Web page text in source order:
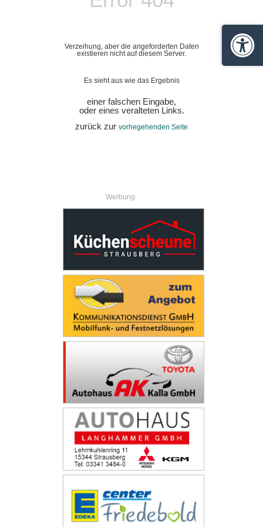
Verzeihung, aber die angeforderten Daten
existieren nicht auf diesem Server.
Es sieht aus wie das Ergebnis
einer falschen Eingabe,
oder eines veralteten Links.
zurück zur vorhegehenden Seite
Werbung